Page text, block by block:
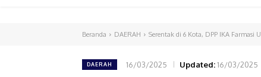
Beranda DAERAH Serentak di 6 Kota, DPP IKA Farmasi
DAERAH 16/03/2025 Updated:16/03/2025